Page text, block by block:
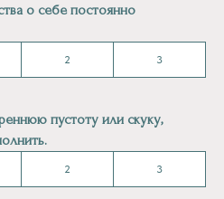
о себе постоянно
2 3
пустоту или скуку,
2 3